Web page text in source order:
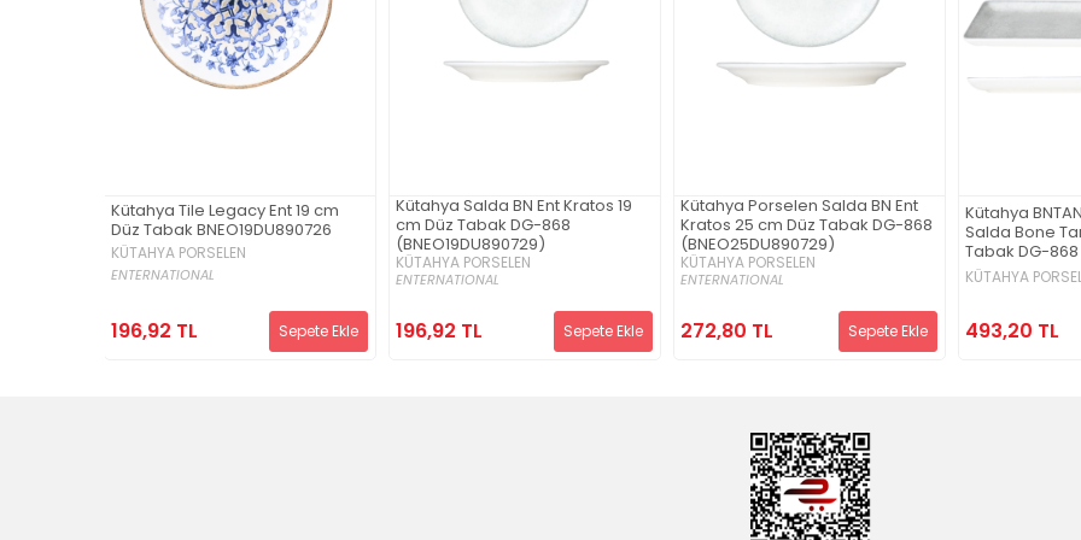
Kütahya Tile Legacy Ent 19 cm
Düz Tabak BNEO19DU890726
KÜTAHYA PORSELEN
ENTERNATIONAL
196,92 TL Sepete Ekle
Kütahya Salda BN Ent Kratos 19
cm Düz Tabak DG-868
(BNEO19DU890729)
KÜTAHYA PORSELEN
ENTERNATIONAL
196,92 TL Sepete Ekle
Kütahya Porselen Salda BN Ent
Kratos 25 cm Düz Tabak DG-868
(BNEO25DU890729)
KÜTAHYA PORSELEN
ENTERNATIONAL
272,80 TL Sepete Ekle
Kütahya
Salda Bone
Tabak DG-868
KÜTAHYA
493,20 TL